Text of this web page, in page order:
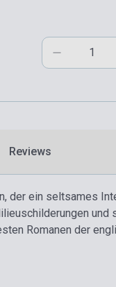
Reviews
der ein seltsames
Romanen der